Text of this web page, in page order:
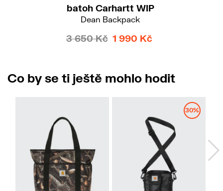
batoh Carhartt WIP
Dean Backpack
3 650 Kč 1 990 Kč
Co by se ti ještě mohlo hodit
30%